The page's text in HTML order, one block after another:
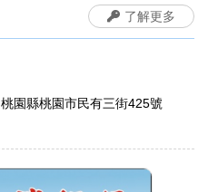
桃園縣桃園市民有三街425號
了解更多